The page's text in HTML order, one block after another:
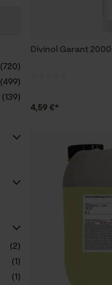
(720)
(499)
(139)
(2)
(1)
(1)
Divinol Garant
4,59 €*